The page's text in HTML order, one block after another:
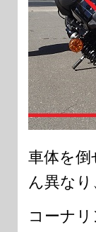
車体を
ん異なり
コーナ